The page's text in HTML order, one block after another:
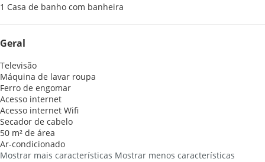
1 Casa de banho com banheira
Geral
Televisão
Máquina de lavar roupa
Ferro de engomar
Acesso internet
Acesso internet Wifi
Secador de cabelo
50 m² de área
Ar-condicionado
Mostrar mais características Mostrar menos características